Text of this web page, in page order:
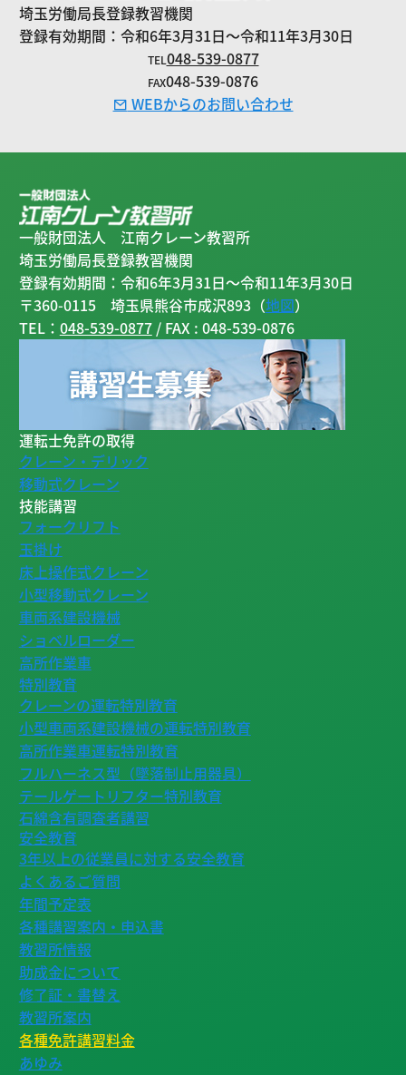
埼玉労働局長登録教習機関
登録有効期間：令和6年3月31日～令和11年3月30日
TEL048-539-0877
FAX048-539-0876
WEBからのお問い合わせ
一般財団法人 江南クレーン教習所
埼玉労働局長登録教習機関
登録有効期間：令和6年3月31日～令和11年3月30日
〒360-0115 埼玉県熊谷市成沢893（地図）
TEL： 048-539-0877/ FAX : 048-539-0876
運転士免許の取得
クレーン・デリック
移動式クレーン
技能講習
フォークリフト
玉掛け
床上操作式クレーン
小型移動式クレーン
車両系建設機械
ショベルローダー
高所作業車
特別教育
クレーンの運転特別教育
小型車両系建設機械の運転特別教育
高所作業車運転特別教育
フルハーネス型（墜落制止用器具）
テールゲートリフター特別教育
石綿含有調査者講習
安全教育
3年以上の従業員に対する安全教育
よくあるご質問
年間予定表
各種講習案内・申込書
教習所情報
助成金について
修了証・書替え
教習所案内
各種免許講習料金
あゆみ